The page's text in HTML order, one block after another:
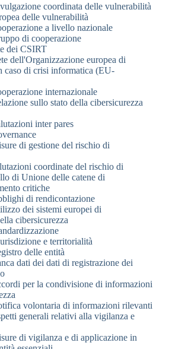
coordinata delle vulnerabilità
delle vulnerabilità
a livello nazionale
di cooperazione
dei CSIRT
dell'Organizzazione europea di
caso di crisi informatica (EU-
internazionale
sullo stato della cibersicurezza
inter pares
di gestione del rischio di
coordinate del rischio di
di Unione delle catene di
critiche
di rendicontazione
dei sistemi europei di
cibersicurezza
e territorialità
delle entità
dati dei dati di registrazione dei
per la condivisione di informazioni
volontaria di informazioni rilevanti
generali relativi alla vigilanza e
di vigilanza e di applicazione in